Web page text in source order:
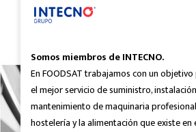
Somos miembros de INTECNO.
En FOODSAT trabajamos con un
el mejor servicio de suministro,
mantenimiento de maquinaria
hostelería y la alimentación que existe en